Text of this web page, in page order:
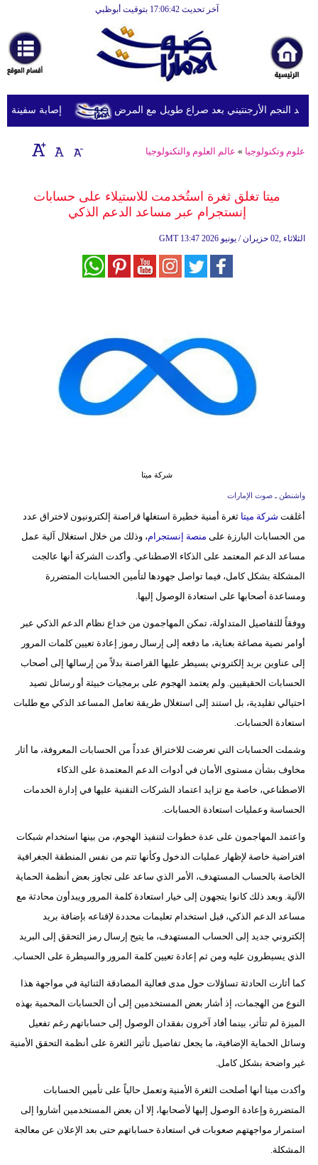
آخر تحديث 17:06:42 بتوقيت أبوظبي
أخبارعاجلة
رياضة
ثقافة
إقتصاد
وموسيقى
أزياء
إسلامية
وتكنولوجيا
مدوَّنات
أبراج
فيديو
سيارات
إصابة سفينة النجم الأرجنتيني بعد صراع طويل مع المرض
علوم وتكنولوجيا » عالم العلوم والتكنولوجيا
ميتا تغلق ثغرة استُخدمت للاستيلاء على حسابات
إنستجرام عبر مساعد الدعم الذكي
GMT 13:47 2026 الثلاثاء ,02 حزيران / يونيو
شركة ميتا
واشنطن ـ صوت الإمارات
أغلقت شركة ميتاثغرة أمنية خطيرة استغلها قراصنة إلكترونيون لاختراق عدد
من الحسابات البارزة على منصة إنستجرام، وذلك من خلال استغلال آلية عمل
مساعد الدعم المعتمد على الذكاء الاصطناعي. وأكدت الشركة أنها عالجت
المشكلة بشكل كامل، فيما تواصل جهودها لتأمين الحسابات المتضررة
ومساعدة أصحابها على استعادة الوصول إليها.
ووفقاً للتفاصيل المتداولة، تمكن المهاجمون من خداع نظام الدعم الذكي عبر
أوامر نصية مصاغة بعناية، ما دفعه إلى إرسال رموز إعادة تعيين كلمات المرور
إلى عناوين بريد إلكتروني يسيطر عليها القراصنة بدلاً من إرسالها إلى أصحاب
الحسابات الحقيقيين. ولم يعتمد الهجوم على برمجيات خبيثة أو رسائل تصيد
احتيالي تقليدية، بل استند إلى استغلال طريقة تعامل المساعد الذكي مع طلبات
استعادة الحسابات.
وشملت الحسابات التي تعرضت للاختراق عدداً من الحسابات المعروفة، ما أثار
مخاوف بشأن مستوى الأمان في أدوات الدعم المعتمدة على الذكاء
الاصطناعي، خاصة مع تزايد اعتماد الشركات التقنية عليها في إدارة الخدمات
الحساسة وعمليات استعادة الحسابات.
واعتمد المهاجمون على عدة خطوات لتنفيذ الهجوم، من بينها استخدام شبكات
افتراضية خاصة لإظهار عمليات الدخول وكأنها تتم من نفس المنطقة الجغرافية
الخاصة بالحساب المستهدف، الأمر الذي ساعد على تجاوز بعض أنظمة الحماية
الآلية. وبعد ذلك كانوا يتجهون إلى خيار استعادة كلمة المرور ويبدأون محادثة مع
مساعد الدعم الذكي، قبل استخدام تعليمات محددة لإقناعه بإضافة بريد
إلكتروني جديد إلى الحساب المستهدف، ما يتيح إرسال رمز التحقق إلى البريد
الذي يسيطرون عليه ومن ثم إعادة تعيين كلمة المرور والسيطرة على الحساب.
كما أثارت الحادثة تساؤلات حول مدى فعالية المصادقة الثنائية في مواجهة هذا
النوع من الهجمات، إذ أشار بعض المستخدمين إلى أن الحسابات المحمية بهذه
الميزة لم تتأثر، بينما أفاد آخرون بفقدان الوصول إلى حساباتهم رغم تفعيل
وسائل الحماية الإضافية، ما يجعل تفاصيل تأثير الثغرة على أنظمة التحقق الأمنية
غير واضحة بشكل كامل.
وأكدت ميتا أنها أصلحت الثغرة الأمنية وتعمل حالياً على تأمين الحسابات
المتضررة وإعادة الوصول إليها لأصحابها، إلا أن بعض المستخدمين أشاروا إلى
استمرار مواجهتهم صعوبات في استعادة حساباتهم حتى بعد الإعلان عن معالجة
المشكلة.